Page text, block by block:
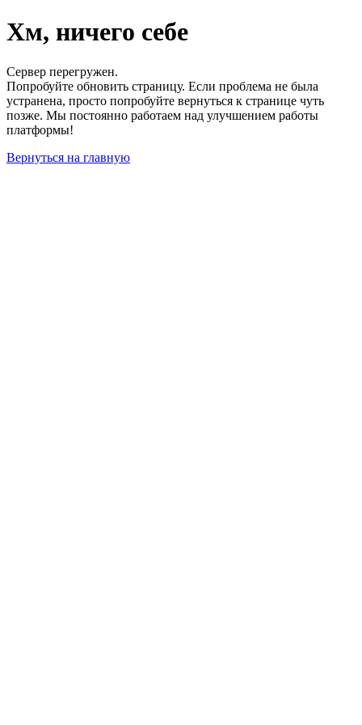
Хм, ничего себе
Сервер перегружен.
Попробуйте обновить страницу. Если проблема не была
устранена, просто попробуйте вернуться к странице чуть
позже. Мы постоянно работаем над улучшением работы
платформы!
Вернуться на главную